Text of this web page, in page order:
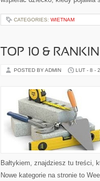
CATEGORIES: WIETNAM
TOP 10 &
POSTED BY ADMIN LUT - 8 -
Bałtykiem, znajdziesz tu treści,
Nowe kategorie na stronie to